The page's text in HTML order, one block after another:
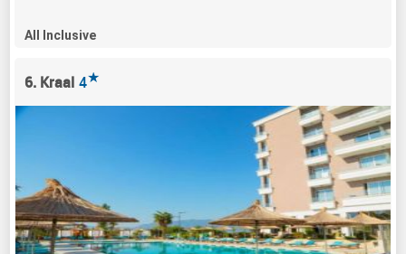
All Inclusive
6. Kraal 4★